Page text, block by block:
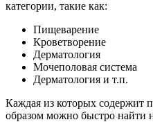
категории, такие как:
Пищеварение
Кроветворение
Дерматология
Мочеполовая система
Дерматология и т.п.
Каждая из которых содержит
образом можно быстро найти